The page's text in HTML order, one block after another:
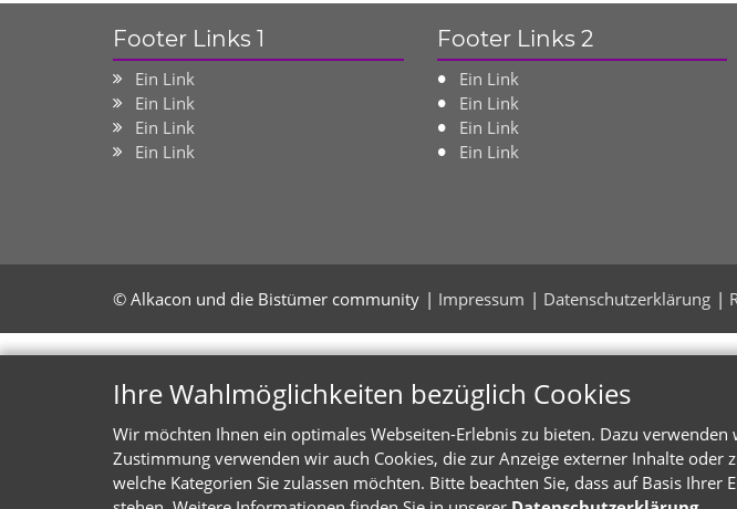
Footer Links 1
Ein Link
Ein Link
Ein Link
Ein Link
Footer Links 2
Ein Link
Ein Link
Ein Link
Ein Link
© Alkacon und die Bistümer community Impressum Datenschutzerklärung
Ihre Wahlmöglichkeiten bezüglich Cookies
Wir möchten Ihnen ein optimales Webseiten-Erlebnis zu bieten. Dazu
Zustimmung verwenden wir auch Cookies, die zur Anzeige externer Inhalte
welche Kategorien Sie zulassen möchten. Bitte beachten Sie, dass auf Basis